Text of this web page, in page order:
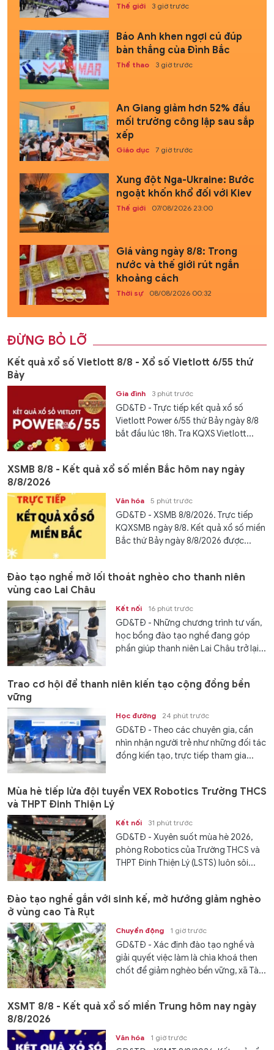
Thế giới 3 giờ trước
Báo Anh khen ngợi cú đúp
bàn thắng của Đình Bắc
Thể thao 3 giờ trước
An Giang giảm hơn 52% đầu
mối trường công lập sau sắp
xếp
Giáo dục 7 giờ trước
Xung đột Nga-Ukraine: Bước
ngoặt khốn khổ đối với Kiev
Thế giới 07/08/2026 23:00
Giá vàng ngày 8/8: Trong
nước và thế giới rút ngắn
khoảng cách
Thời sự 08/08/2026 00:32
ĐỪNG BỎ LỠ
Kết quả xổ số Vietlott 8/8 - Xổ số Vietlott 6/55 thứ
Bảy
Gia đình 3 phút trước
GD&TĐ - Trực tiếp kết quả xổ số
Vietlott Power 6/55 thứ Bảy ngày 8/8
bắt đầu lúc 18h. Tra KQXS Vietlott...
XSMB 8/8 - Kết quả xổ số miền Bắc hôm nay ngày
8/8/2026
Văn hóa 5 phút trước
GD&TĐ - XSMB 8/8/2026. Trực tiếp
KQXSMB ngày 8/8. Kết quả xổ số miền
Bắc thứ Bảy ngày 8/8/2026 được...
Đào tạo nghề mở lối thoát nghèo cho thanh niên
vùng cao Lai Châu
Kết nối 16 phút trước
GD&TĐ - Những chương trình tư vấn,
học bổng đào tạo nghề đang góp
phần giúp thanh niên Lai Châu trở lại...
Trao cơ hội để thanh niên kiến tạo cộng đồng bền
vững
Học đường 24 phút trước
GD&TĐ - Theo các chuyên gia, cần
nhìn nhận người trẻ như những đối tác
đồng kiến tạo, trực tiếp tham gia...
Mùa hè tiếp lửa đội tuyển VEX Robotics Trường THCS
và THPT Đinh Thiện Lý
Kết nối 31 phút trước
GD&TĐ - ​​Xuyên suốt mùa hè 2026,
phòng Robotics của Trường THCS và
THPT Đinh Thiện Lý (LSTS) luôn sôi...
Đào tạo nghề gắn với sinh kế, mở hướng giảm nghèo
ở vùng cao Tà Rụt
Chuyển động 1 giờ trước
GD&TĐ - Xác định đào tạo nghề và
giải quyết việc làm là chìa khoá then
chốt để giảm nghèo bền vững, xã Tà...
XSMT 8/8 - Kết quả xổ số miền Trung hôm nay ngày
8/8/2026
Văn hóa 1 giờ trước